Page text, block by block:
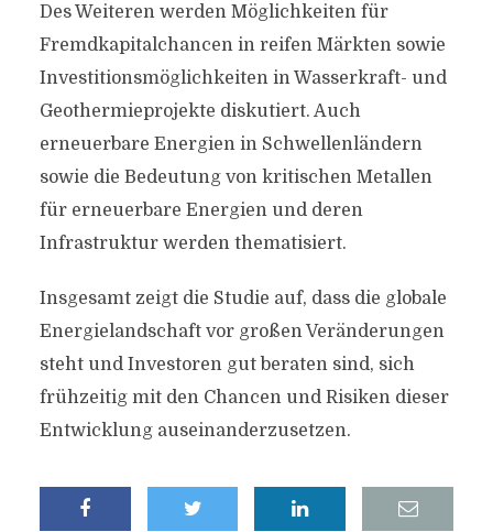
Des Weiteren werden Möglichkeiten für
Fremdkapitalchancen in reifen Märkten sowie
Investitionsmöglichkeiten in Wasserkraft- und
Geothermieprojekte diskutiert. Auch
erneuerbare Energien in Schwellenländern
sowie die Bedeutung von kritischen Metallen
für erneuerbare Energien und deren
Infrastruktur werden thematisiert.
Insgesamt zeigt die Studie auf, dass die globale
Energielandschaft vor großen Veränderungen
steht und Investoren gut beraten sind, sich
frühzeitig mit den Chancen und Risiken dieser
Entwicklung auseinanderzusetzen.